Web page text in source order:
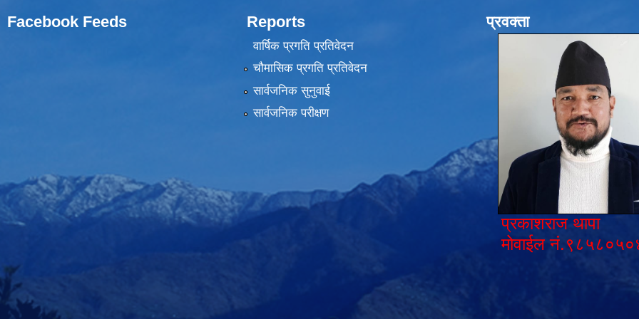
Facebook Feeds Reports
वार्षिक प्रगति प्रतिवेदन
चौमासिक प्रगति प्रतिवेदन
सार्वजनिक सुनुवाई
सार्वजनिक परीक्षण
प्रवक्ता
प्रकाशराज थापा
मोवाईल